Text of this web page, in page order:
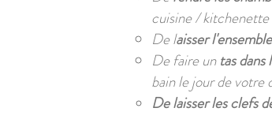
cuisine /
De laisser
De faire untas
bain le jour de votre
De laisser les clefs